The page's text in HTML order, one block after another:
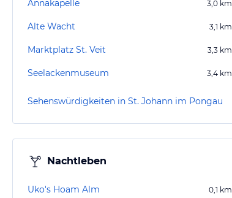
Annakapelle 3,0 km
Alte Wacht 3,1 km
Marktplatz St. Veit 3,3 km
Seelackenmuseum 3,4 km
Sehenswürdigkeiten in St. Johann im Pongau
Nachtleben
Uko's Hoam Alm 0,1 km